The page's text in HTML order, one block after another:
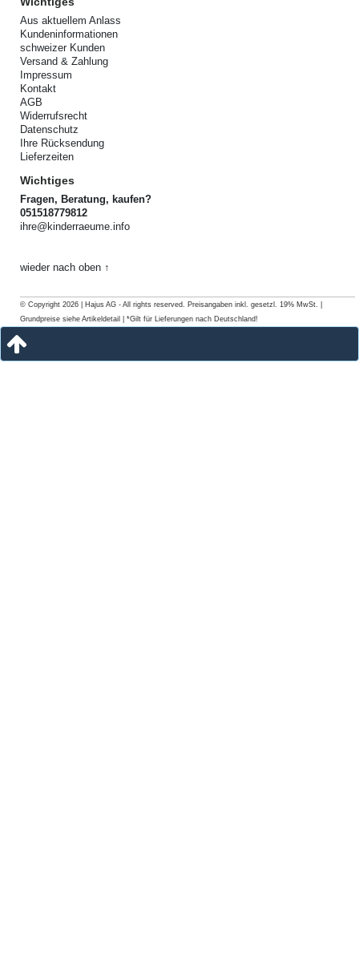
Aus aktuellem Anlass
Kundeninformationen
schweizer Kunden
Versand & Zahlung
Impressum
Kontakt
AGB
Widerrufsrecht
Datenschutz
Ihre Rücksendung
Lieferzeiten
Wichtiges
Fragen, Beratung, kaufen?
051518779812
ihre@kinderraeume.info
wieder nach oben ↑
© Copyright 2026 | Hajus AG - All rights reserved. Preisangaben inkl. gesetzl. 19% MwSt. |
Grundpreise siehe Artikeldetail | *Gilt für Lieferungen nach Deutschland!